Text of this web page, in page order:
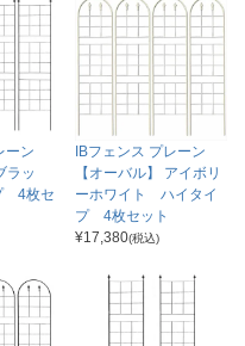
ーン
ラッ
4枚セ
IBフェンス プレーン
【オーバル】 アイボリ
ーホワイト ハイタイ
プ 4枚セット
¥17,380(税込)